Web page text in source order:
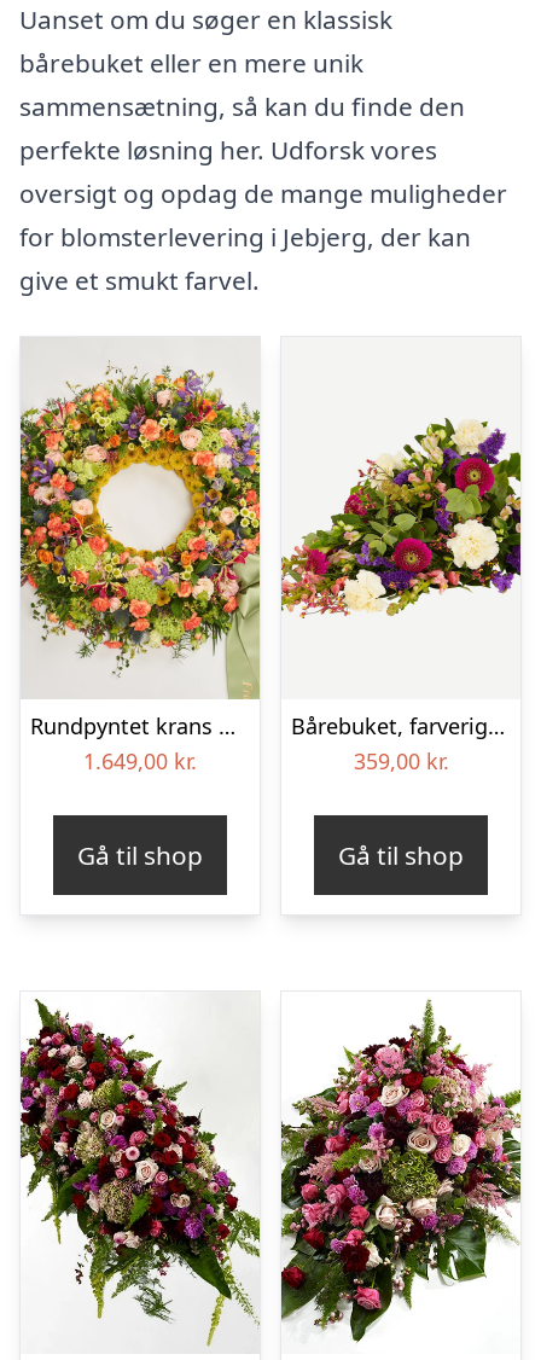
Uanset om du søger en klassisk
bårebuket eller en mere unik
sammensætning, så kan du finde den
perfekte løsning her. Udforsk vores
oversigt og opdag de mange muligheder
for blomsterlevering i Jebjerg, der kan
give et smukt farvel.
Rundpyntet krans med bånd – Et farverigt farvel
1.649,00 kr.
Gå til shop
Bårebuket, farverig (Floristens kreative valg)
359,00 kr.
Gå til shop